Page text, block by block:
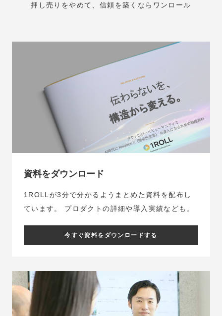
押し売りをやめて、信頼を築くならワンロール
資料をダウンロード
1ROLLが3分で分かるようまとめた資料を配布し
ています。
プロダクトの詳細や導入実績なども。
今すぐ資料をダウンロードする